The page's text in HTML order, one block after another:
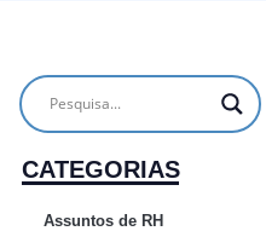
CATEGORIAS
Assuntos de RH